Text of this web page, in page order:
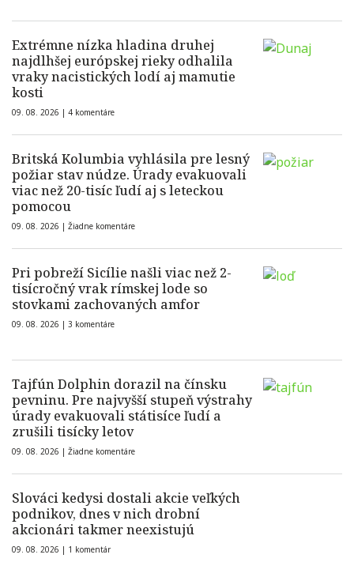
Extrémne nízka hladina druhej
najdlhšej európskej rieky odhalila
vraky nacistických lodí aj mamutie
kosti
09. 08. 2026 | 4 komentáre
Britská Kolumbia vyhlásila pre lesný
požiar stav núdze. Úrady evakuovali
viac než 20-tisíc ľudí aj s leteckou
pomocou
09. 08. 2026 | Žiadne komentáre
Pri pobreží Sicílie našli viac než 2-
tisícročný vrak rímskej lode so
stovkami zachovaných amfor
09. 08. 2026 | 3 komentáre
Tajfún Dolphin dorazil na čínsku
pevninu. Pre najvyšší stupeň výstrahy
úrady evakuovali státisíce ľudí a
zrušili tisícky letov
09. 08. 2026 | Žiadne komentáre
Slováci kedysi dostali akcie veľkých
podnikov, dnes v nich drobní
akcionári takmer neexistujú
09. 08. 2026 | 1 komentár